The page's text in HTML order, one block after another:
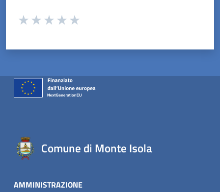
Valuta da 1 a 5 stelle la pagina
Comune di Monte Isola
AMMINISTRAZIONE